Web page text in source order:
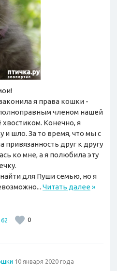
я права кошки -
членом нашей
Конечно, я
и шло. За то время, что мы с
друг к другу
ко мне, а я полюбила эту
для Пуши семью, но я
Читать далее»
62 0
10 января 2020 года